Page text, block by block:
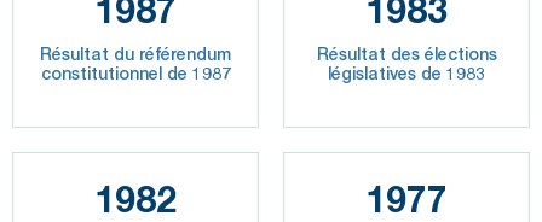
1987
Résultat du référendum
constitutionnel de 1987
1983
Résultat des élections
législatives de 1983
1982 1977